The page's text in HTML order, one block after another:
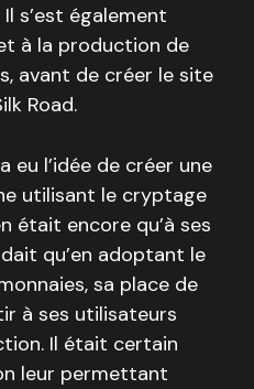
s’est également
à la production de
avant de créer le site
Road.
eu l’idée de créer une
utilisant le cryptage
était encore qu’à ses
qu’en adoptant le
sa place de
à ses utilisateurs
Il était certain
leur permettant